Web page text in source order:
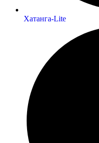
Хатанга-Lite